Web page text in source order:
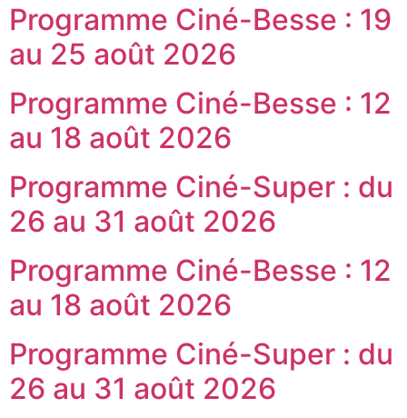
Programme Ciné-Besse : 19
au 25 août 2026
Programme Ciné-Besse : 12
au 18 août 2026
Programme Ciné-Super : du
26 au 31 août 2026
Programme Ciné-Besse : 12
au 18 août 2026
Programme Ciné-Super : du
26 au 31 août 2026